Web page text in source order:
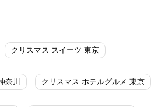
クリスマス スイーツ 東京
奈川 クリスマス ホテルグルメ 東京